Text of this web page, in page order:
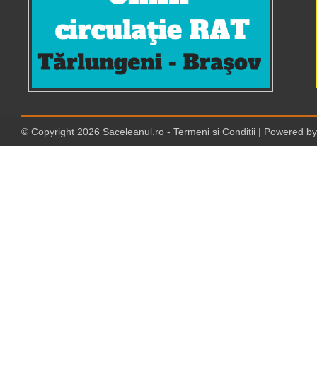
© Copyright 2026 Saceleanul.ro - Termeni si Conditii | Powered